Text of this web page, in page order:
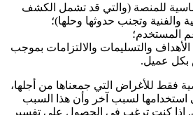
للمنصة (والتي قد تشمل الكشف
والفنية وتجنب حدوثها وحلها)؛
المستخدم؛
والتسليمات والالتزامات بموجب
بكل عميل.
فقط للأغراض التي جمعناها من أجلها،
إلى استخدامها لسبب آخر وأن هذا السبب
إذا كنت ترغب في الحصول على تفسير